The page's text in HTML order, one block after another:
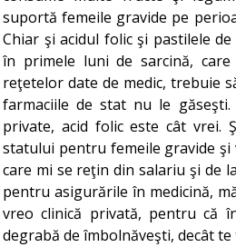
suportă femeile gravide pe
Chiar şi acidul folic şi pastilele
în primele luni de sarcină,
reţetelor date de medic, trebuie
farmaciile de stat nu le
private, acid folic este cât vrei.
statului pentru femeile gravide
care mi se reţin din salariu şi de
pentru asigurările în medicină,
vreo clinică privată, pentru că
degrabă de îmbolnăveşti, decât